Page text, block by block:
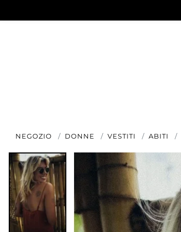
NEGOZIO DONNE VESTITI ABITI